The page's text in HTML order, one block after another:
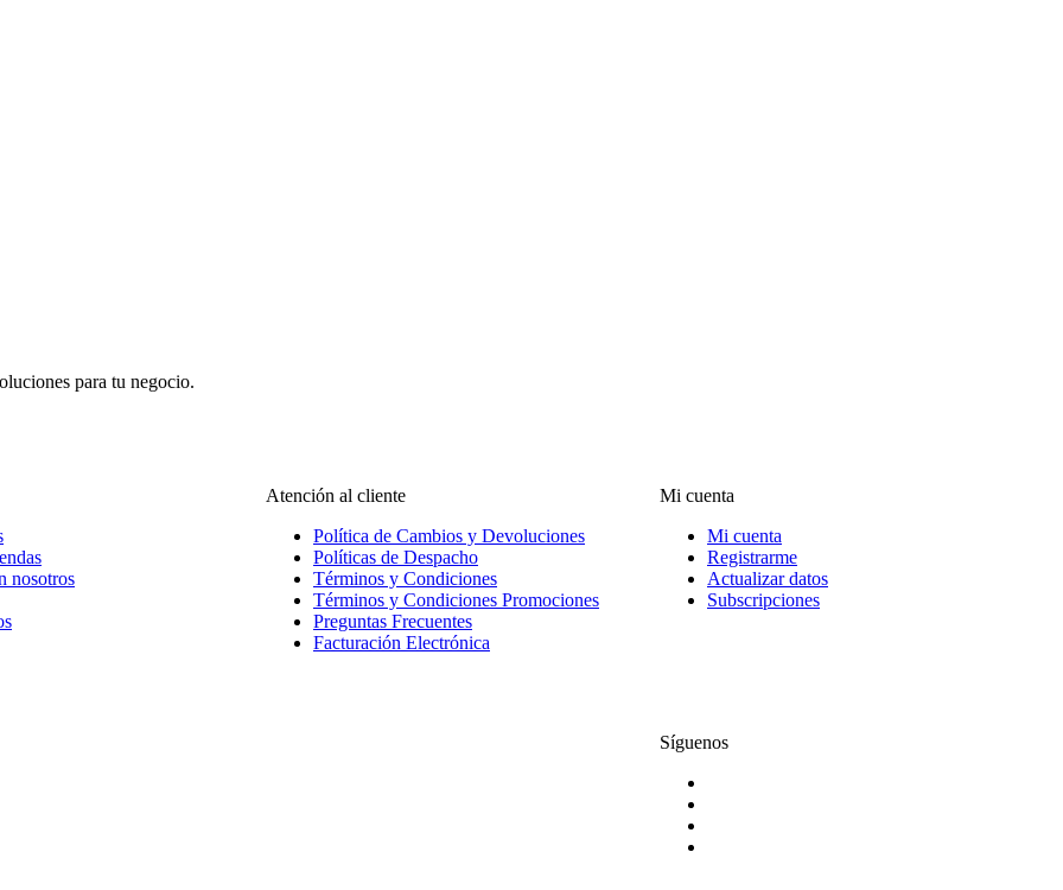
para tu negocio.
nosotros
Atención al cliente
Política de Cambios y Devoluciones
Políticas de Despacho
Términos y Condiciones
Términos y Condiciones Promociones
Preguntas Frecuentes
Facturación Electrónica
Mi cuenta
Mi cuenta
Registrarme
Actualizar datos
Subscripciones
Síguenos